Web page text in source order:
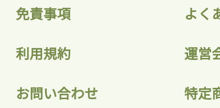
免責事項 よく
利用規約 運営
お問い合わせ 特定